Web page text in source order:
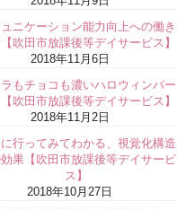
ニケーション能力向上への働き
吹田市放課後等デイサービス】
2018年11月6日
もチョコも濃いハロウィンパー
吹田市放課後等デイサービス】
2018年11月2日
行ってみてわかる、視覚化構造
果【吹田市放課後等デイサービ
ス】
2018年10月27日